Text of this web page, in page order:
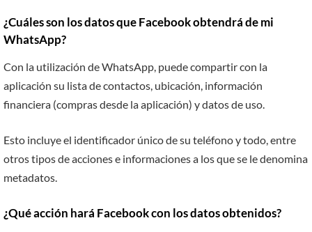
¿Cuáles son los datos que Facebook obtendrá de mi
WhatsApp?
Con la utilización de WhatsApp, puede compartir con la
aplicación su lista de contactos, ubicación, información
financiera (compras desde la aplicación) y datos de uso.
Esto incluye el identificador único de su teléfono y todo, entre
otros tipos de acciones e informaciones a los que se le denomina
metadatos.
¿Qué acción hará Facebook con los datos obtenidos?